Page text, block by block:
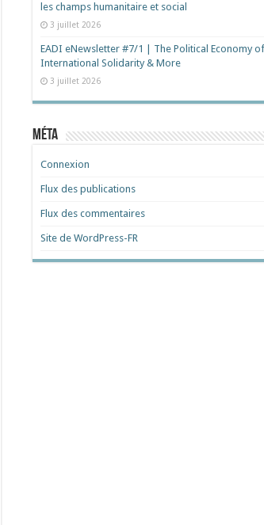
les champs humanitaire et social
3 juillet 2026
EADI eNewsletter #7/1 | The Political Economy of
International Solidarity & More
3 juillet 2026
Méta
Connexion
Flux des publications
Flux des commentaires
Site de WordPress-FR